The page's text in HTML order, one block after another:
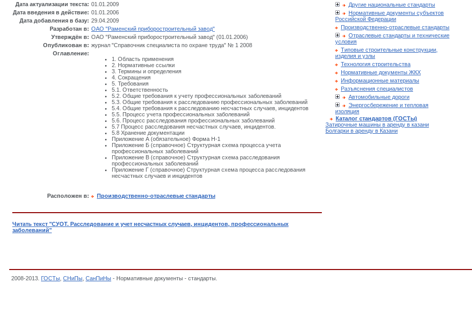
Дата актуализации текста: 01.01.2009
Дата введения в действие: 01.01.2006
Дата добавления в базу: 29.04.2009
Разработан в: ОАО "Раменский приборостроительный завод"
Утверждён в: ОАО "Раменский приборостроительный завод" (01.01.2006)
Опубликован в: журнал "Справочник специалиста по охране труда" № 1 2008
Оглавление:
1. Область применения
2. Нормативные ссылки
3. Термины и определения
4. Сокращения
5. Требования
5.1. Ответственность
5.2. Общие требования к учету профессиональных заболеваний
5.3. Общие требования к расследованию профессиональных заболеваний
5.4. Общие требования к расследованию несчастных случаев, инцидентов
5.5. Процесс учета профессиональных заболеваний
5.6. Процесс расследования профессиональных заболеваний
5.7 Процесс расследования несчастных случаев, инцидентов.
5.8 Хранение документации
Приложение А (обязательное) Форма Н-1
Приложение Б (справочное) Структурная схема процесса учета
профессиональных заболеваний
Приложение В (справочное) Структурная схема расследования
профессиональных заболеваний
Приложение Г (справочное) Структурная схема процесса расследования
несчастных случаев и инцидентов
Расположен в: Производственно-отраслевые стандарты
Читать текст "СУОТ. Расследование и учет несчастных случаев, инцидентов, профессиональных
заболеваний"
Другие национальные стандарты
Нормативные документы субъектов
Российской Федерации
Производственно-отраслевые стандарты
Отраслевые стандарты и технические
условия
Типовые строительные конструкции,
изделия и узлы
Технология строительства
Нормативные документы ЖКХ
Информационные материалы
Разъяснения специалистов
Автомобильные дороги
Энергосбережение и тепловая
изоляция
Каталог стандартов (ГОСТы)
Затирочные машины в аренду в казани
Болгарки в аренду в Казани
2008-2013. ГОСТы СНиПы СанПиНы - Нормативные документы - стандарты.